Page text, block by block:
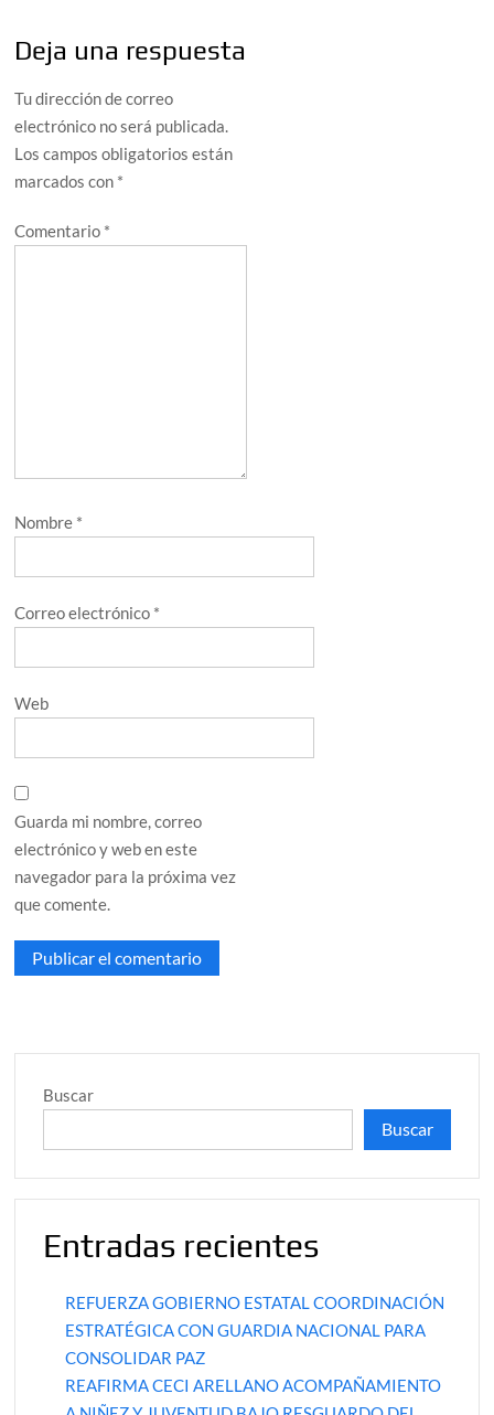
Deja una respuesta
Tu dirección de correo
electrónico no será publicada.
Los campos obligatorios están
marcados con *
Comentario *
Nombre *
Correo electrónico *
Web
Guarda mi nombre, correo
electrónico y web en este
navegador para la próxima vez
que comente.
Buscar
Buscar
Entradas recientes
REFUERZA GOBIERNO ESTATAL COORDINACIÓN
ESTRATÉGICA CON GUARDIA NACIONAL PARA
CONSOLIDAR PAZ
REAFIRMA CECI ARELLANO ACOMPAÑAMIENTO